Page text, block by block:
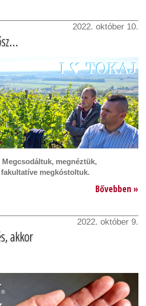
2022. október 10.
megnéztük,
megkóstoltuk.
Bővebben »
2022. október 9.
akkor